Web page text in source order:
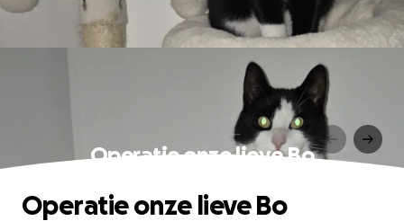
Operatie onze lieve Bo
Operatie onze lieve Bo